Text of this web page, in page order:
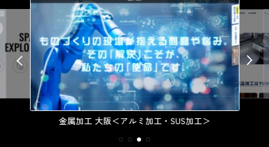
金属加工 大阪＜アルミ加工・SUS加工＞